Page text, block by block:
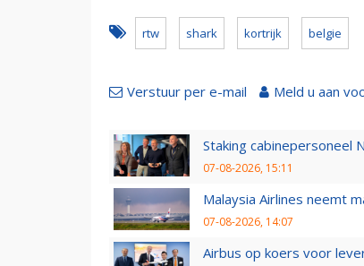
rtw shark kortrijk belgie
Verstuur per e-mail Meld u aan
Staking cabinepersoneel
07-08-2026, 15:11
Malaysia Airlines neemt
07-08-2026, 14:07
Airbus op koers voor